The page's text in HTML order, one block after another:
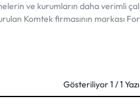
ve kurumların daha verimli
Komtek firmasının markası
Gösteriliyor1/1Yazı